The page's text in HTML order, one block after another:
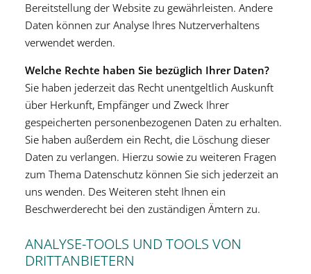
Bereitstellung der Website zu gewährleisten. Andere
Daten können zur Analyse Ihres Nutzerverhaltens
verwendet werden.
Welche Rechte haben Sie bezüglich Ihrer Daten?
Sie haben jederzeit das Recht unentgeltlich Auskunft
über Herkunft, Empfänger und Zweck Ihrer
gespeicherten personenbezogenen Daten zu erhalten.
Sie haben außerdem ein Recht, die Löschung dieser
Daten zu verlangen. Hierzu sowie zu weiteren Fragen
zum Thema Datenschutz können Sie sich jederzeit an
uns wenden. Des Weiteren steht Ihnen ein
Beschwerderecht bei den zuständigen Ämtern zu.
ANALYSE-TOOLS UND TOOLS VON
DRITTANBIETERN